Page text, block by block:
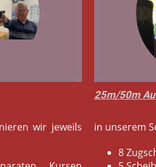
wir jeweils
25m/50m
in unserem
8